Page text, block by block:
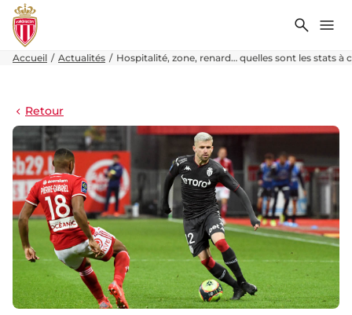
Accueil Actualités Hospitalité, zone, renard… quelles sont les stats à
Retour